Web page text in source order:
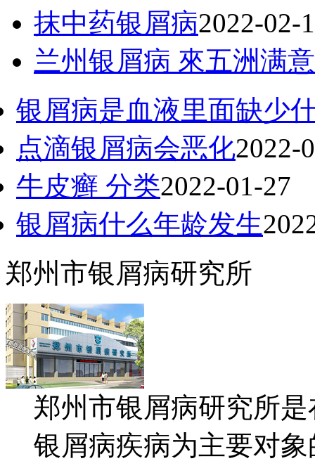
抹中药银屑病2022-02-
兰州银屑病 來五洲满意
银屑病是血液里面缺少
点滴银屑病会恶化2022-
牛皮癣 分类2022-01-27
银屑病什么年龄发生
郑州市银屑病研究所
郑州市银屑病研究所
银屑病疾病为主要对